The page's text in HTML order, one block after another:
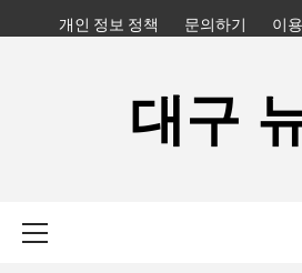
to
개인 정보 정책 문의하기 이
대구